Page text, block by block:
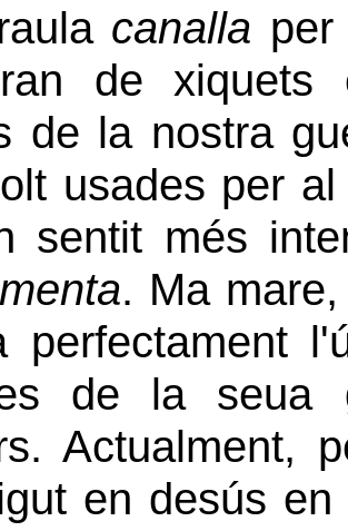
canalla
de xiquets
de la nostra
usades per
sentit més
. Ma
perfectament
de la seua
Actualment,
en desús